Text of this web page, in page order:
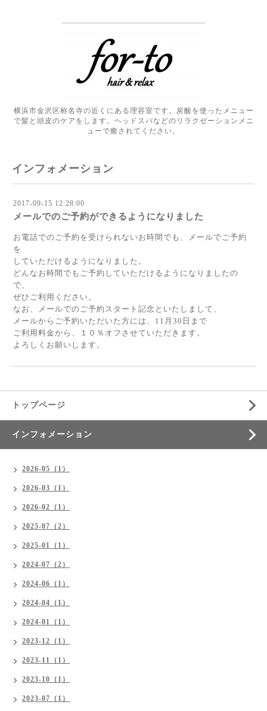
横浜市金沢区称名寺の近くにある理容室です。炭酸を使ったメニュー
で髪と頭皮のケアをします。ヘッドスパなどのリラクゼーションメニ
ューで癒されてください。
インフォメーション
2017-09-15 12:28:00
メールでのご予約ができるようになりました
お電話でのご予約を受けられないお時間でも、メールでご予約
を
していただけるようになりました。
どんなお時間でもご予約していただけるようになりましたの
で、
ぜひご利用ください。
なお、メールでのご予約スタート記念といたしまして、
メールからご予約いただいた方には、11月30日まで
ご利用料金から、１０％オフさせていただきます。
よろしくお願いします。
トップページ
インフォメーション
2026-05（1）
2026-03（1）
2026-02（1）
2025-07（2）
2025-01（1）
2024-07（2）
2024-06（1）
2024-04（1）
2024-01（1）
2023-12（1）
2023-11（1）
2023-10（1）
2023-07（1）